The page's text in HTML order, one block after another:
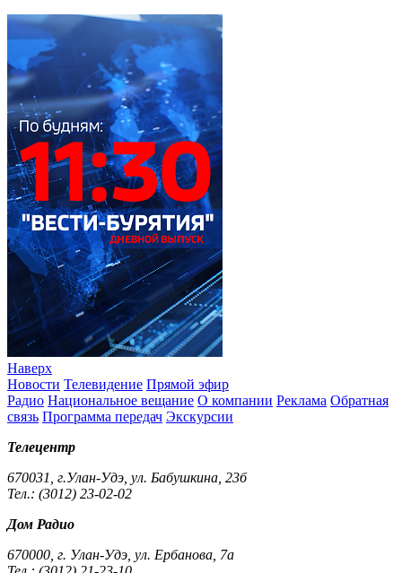
Наверх
Новости Телевидение Прямой эфир
Радио Национальное вещание О компании Реклама Обратная
связь Программа передач Экскурсии
Телецентр
670031, г.Улан-Удэ, ул. Бабушкина, 23б
Тел.: (3012) 23-02-02
Дом Радио
670000, г. Улан-Удэ, ул. Ербанова, 7а